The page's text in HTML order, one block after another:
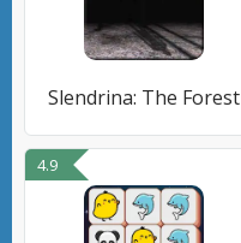
Slendrina: The Forest
4.9